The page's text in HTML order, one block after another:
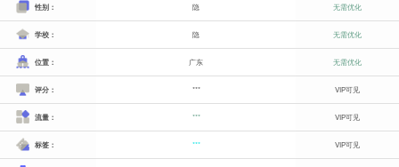
性别： 隐 无需优化
学校： 隐 无需优化
位置： 广东 无需优化
评分： *** VIP可见
流量： *** VIP可见
标签： *** VIP可见